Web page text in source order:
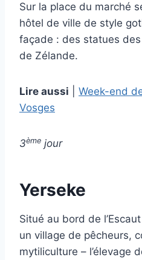
Sur la place du marché
hôtel de ville de style
façade : des statues
de Zélande.
Lire aussi
Week-end
Vosges
3ème jour
Yerseke
Situé au bord de
un village de pêcheurs,
mytiliculture – l’élevage